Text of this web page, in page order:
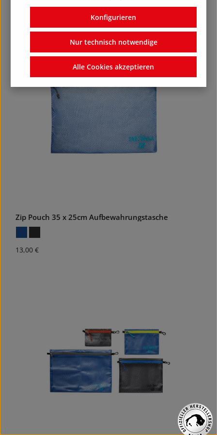
Regulärer Preis:
10,00 €
Zip Pouch 35 x 25cm Aufbewahrungstasche
Regulärer Preis:
13,00 €
Nur technisch notwendige
Konfigurieren
Alle Cookies akzeptieren